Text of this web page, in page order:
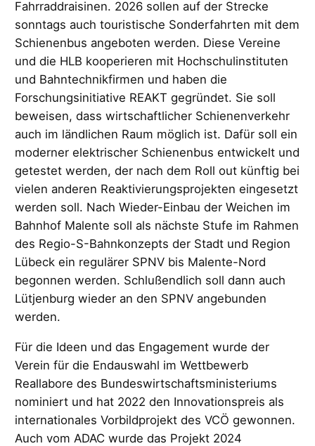
Fahrraddraisinen. 2026 sollen auf der Strecke
sonntags auch touristische Sonderfahrten mit dem
Schienenbus angeboten werden. Diese Vereine
und die HLB kooperieren mit Hochschulinstituten
und Bahntechnikfirmen und haben die
Forschungsinitiative REAKT gegründet. Sie soll
beweisen, dass wirtschaftlicher Schienenverkehr
auch im ländlichen Raum möglich ist. Dafür soll ein
moderner elektrischer Schienenbus entwickelt und
getestet werden, der nach dem Roll out künftig bei
vielen anderen Reaktivierungsprojekten eingesetzt
werden soll. Nach Wieder-Einbau der Weichen im
Bahnhof Malente soll als nächste Stufe im Rahmen
des Regio-S-Bahnkonzepts der Stadt und Region
Lübeck ein regulärer SPNV bis Malente-Nord
begonnen werden. Schlußendlich soll dann auch
Lütjenburg wieder an den SPNV angebunden
werden.
Für die Ideen und das Engagement wurde der
Verein für die Endauswahl im Wettbewerb
Reallabore des Bundeswirtschaftsministeriums
nominiert und hat 2022 den Innovationspreis als
internationales Vorbildprojekt des VCÖ gewonnen.
Auch vom ADAC wurde das Projekt 2024